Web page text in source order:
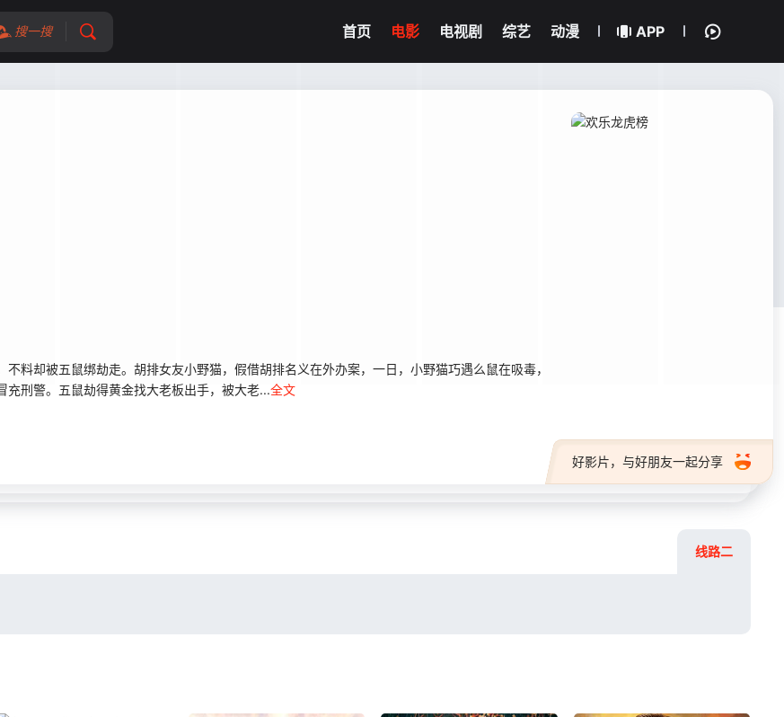
搜一搜 首页 电影 电视剧 综艺 动漫 APP
却被五鼠绑劫走。胡排女友小野猫，假借胡排名义在外办案，一日，小野猫巧遇么鼠在吸毒，
刑警。五鼠劫得黄金找大老板出手，被大老...全文
好影片，与好朋友一起分享
线路二